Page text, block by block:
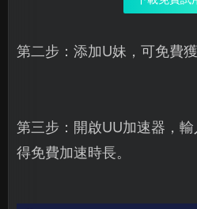
第二步：添加U妹，可免費
第三步：開啟UU加速器，
得免費加速時長。